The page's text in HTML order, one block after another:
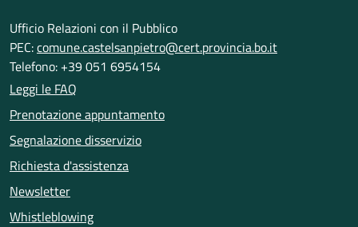
Ufficio Relazioni con il Pubblico
PEC:comune.castelsanpietro@cert.provincia.bo.it
Telefono: +39 051 6954154
Leggi le FAQ
Prenotazione appuntamento
Segnalazione disservizio
Richiesta d'assistenza
Newsletter
Whistleblowing